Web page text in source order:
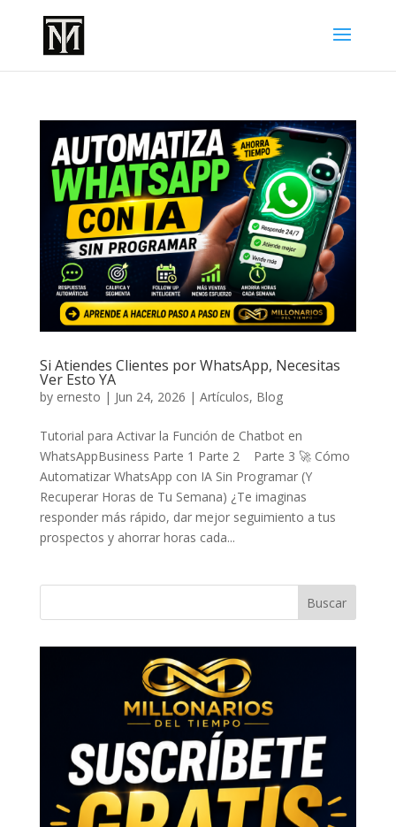
Si Atiendes Clientes por WhatsApp, Necesitas
Ver Esto YA
by ernesto | Jun 24, 2026 | Artículos, Blog
Tutorial para Activar la Función de Chatbot en
WhatsAppBusiness Parte 1 Parte 2 Parte 3 🚀 Cómo
Automatizar WhatsApp con IA Sin Programar (Y
Recuperar Horas de Tu Semana) ¿Te imaginas
responder más rápido, dar mejor seguimiento a tus
prospectos y ahorrar horas cada...
Buscar